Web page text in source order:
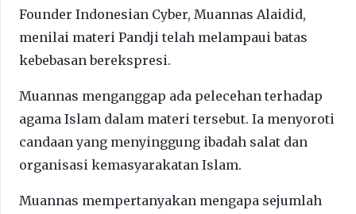
Founder Indonesian Cyber, Muannas Alaidid,
menilai materi Pandji telah melampaui batas
kebebasan berekspresi.
Muannas menganggap ada pelecehan terhadap
agama Islam dalam materi tersebut. Ia menyoroti
candaan yang menyinggung ibadah salat dan
organisasi kemasyarakatan Islam.
Muannas mempertanyakan mengapa sejumlah